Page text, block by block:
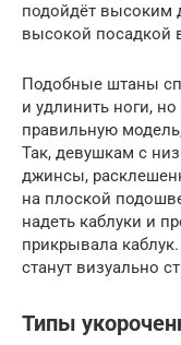
подойдёт высоким
высокой посадкой
Подобные штаны
и удлинить ноги,
правильную
Так, девушкам с
джинсы,
на плоской
надеть каблуки и
прикрывала
станут визуально
Типы